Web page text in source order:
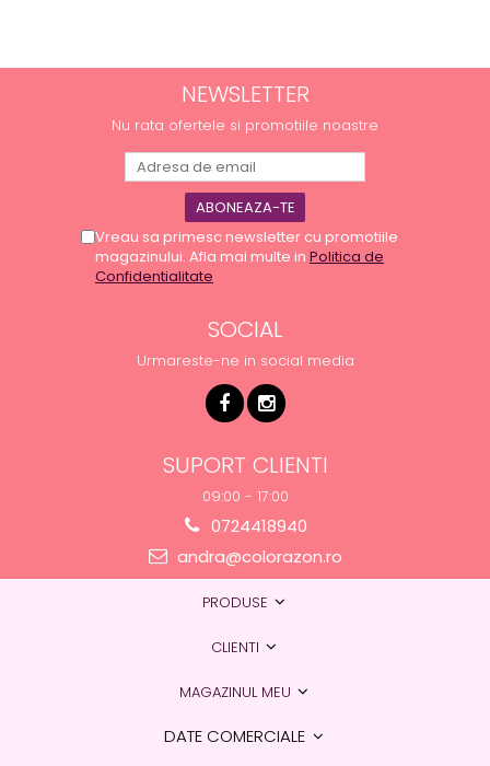
NEWSLETTER
Nu rata ofertele si promotiile noastre
Vreau sa primesc newsletter cu promotiile
magazinului. Afla mai multe in Politica de
Confidentialitate
SOCIAL
Urmareste-ne in social media
SUPORT CLIENTI
09:00 - 17:00
0724418940
andra@colorazon.ro
PRODUSE
CLIENTI
MAGAZINUL MEU
DATE COMERCIALE